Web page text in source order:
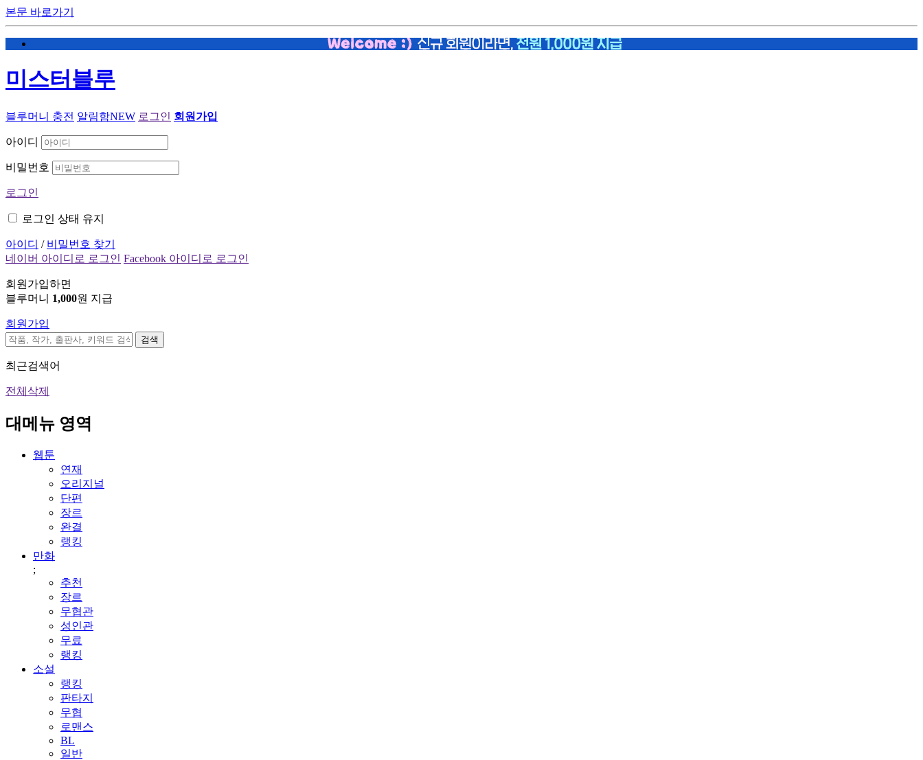
본문 바로가기
미스터블루
블루머니 충전 알림함NEW 로그인 회원가입
아이디
비밀번호
로그인
로그인 상태 유지
아이디 / 비밀번호 찾기
네이버 아이디로 로그인 Facebook 아이디로 로그인
회원가입하면
블루머니 1,000원 지급
회원가입
검색
최근검색어
전체삭제
대메뉴 영역
웹툰
연재
오리지널
단편
장르
완결
랭킹
만화
;
추천
장르
무협관
성인관
무료
랭킹
소설
랭킹
판타지
무협
로맨스
BL
일반